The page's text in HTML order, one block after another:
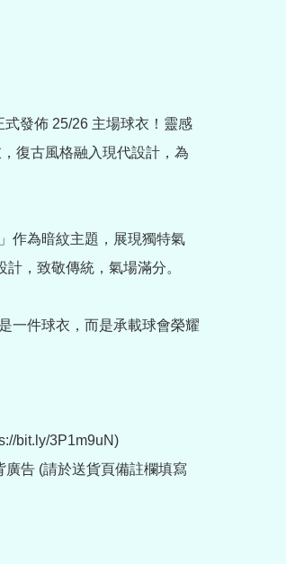
發佈 25/26 主場球衣！靈感
復古風格融入現代設計，為
作為暗紋主題，展現獨特氣
，致敬傳統，氣場滿分。
一件球衣，而是承載球會榮耀
bit.ly/3P1m9uN)
告 (請於送貨頁備註欄填寫